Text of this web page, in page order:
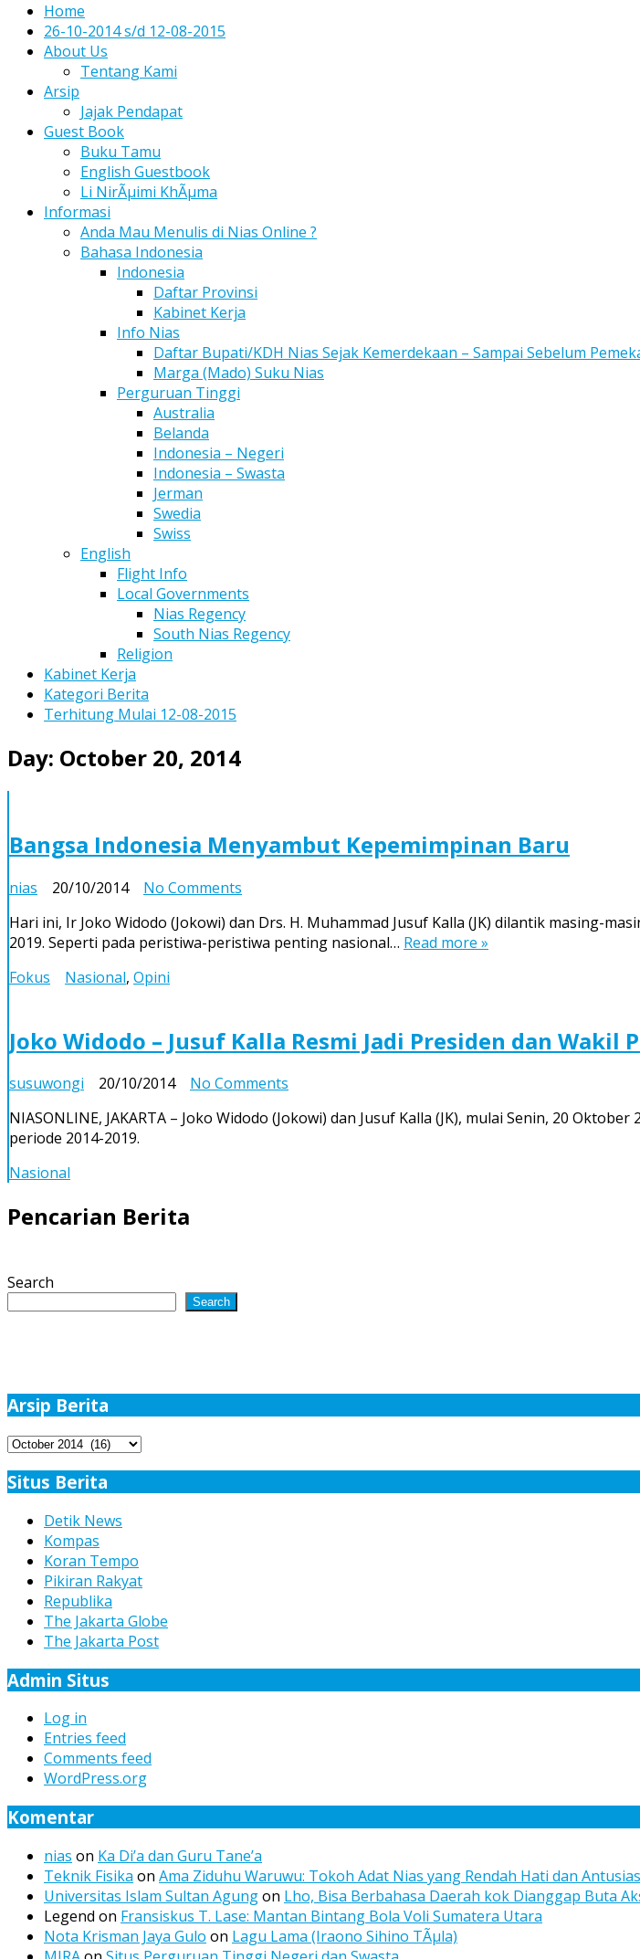
Home
26-10-2014 s/d 12-08-2015
About Us
Tentang Kami
Arsip
Jajak Pendapat
Guest Book
Buku Tamu
English Guestbook
Li NirÃµimi KhÃµma
Informasi
Anda Mau Menulis di Nias Online ?
Bahasa Indonesia
Indonesia
Daftar Provinsi
Kabinet Kerja
Info Nias
Daftar Bupati/KDH Nias Sejak Kemerdekaan – Sampai Sebelum
Marga (Mado) Suku Nias
Perguruan Tinggi
Australia
Belanda
Indonesia – Negeri
Indonesia – Swasta
Jerman
Swedia
Swiss
English
Flight Info
Local Governments
Nias Regency
South Nias Regency
Religion
Kabinet Kerja
Kategori Berita
Terhitung Mulai 12-08-2015
Day: October 20, 2014
Bangsa Indonesia Menyambut Kepemimpinan Baru
nias 20/10/2014 No Comments
Indonesia
Menyambut
Hari ini, Ir Joko Widodo (Jokowi) dan Drs. H. Muhammad Jusuf Kalla (JK) dilantik masing-
2019. Seperti pada peristiwa-peristiwa penting nasional… Read more »
Fokus
Nasional, Opini
Joko Widodo – Jusuf Kalla Resmi Jadi Presiden dan Wakil
susuwongi 20/10/2014 No Comments
Widodo
NIASONLINE, JAKARTA – Joko Widodo (Jokowi) dan Jusuf Kalla (JK), mulai Senin, 20
periode 2014-2019.
Nasional
Pencarian Berita
Search
Search
Arsip Berita
Arsip
Situs Berita
Detik News
Kompas
Koran Tempo
Pikiran Rakyat
Republika
The Jakarta Globe
The Jakarta Post
Admin Situs
Log in
Entries feed
Comments feed
WordPress.org
Komentar
nias on Ka Di’a dan Guru Tane’a
Teknik Fisika on Ama Ziduhu Waruwu: Tokoh Adat Nias yang Rendah Hati dan Antusias
Universitas Islam Sultan Agungon Lho, Bisa Berbahasa Daerah kok Dianggap Buta
Legend on Fransiskus T. Lase: Mantan Bintang Bola Voli Sumatera Utara
Nota Krisman Jaya Gulo on Lagu Lama (Iraono Sihino TÃµla)